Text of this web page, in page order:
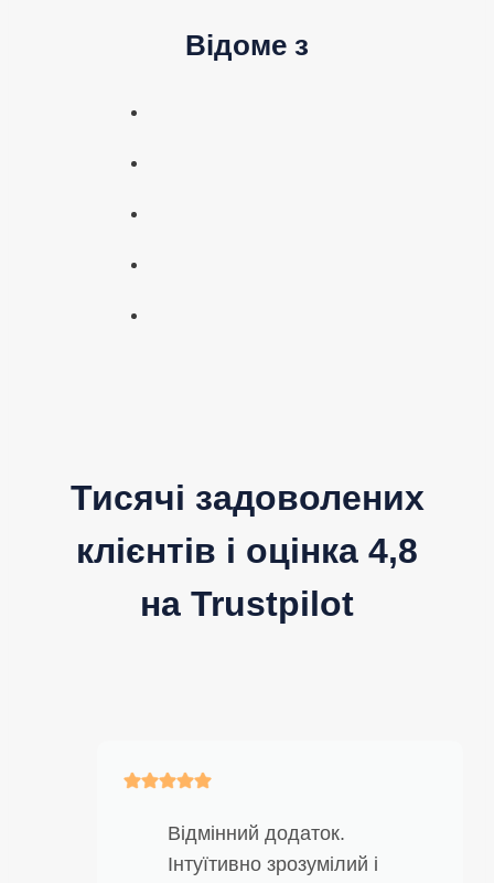
Відоме з
Тисячі задоволених
клієнтів і оцінка 4,8
на Trustpilot
Відмінний додаток.
Інтуїтивно зрозумілий і